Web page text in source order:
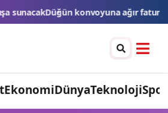
ağır fatura: 540 bin lira ceza, 6 araç
EkonomiDünyaTeknolojiSpor